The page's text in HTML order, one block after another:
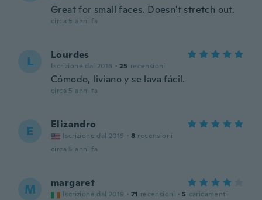
Great for small faces. Doesn't stretch out.
circa 5 anni fa
L Lourdes
Iscrizione dal 2016 · 25 recensioni
Cómodo, liviano y se lava fácil.
circa 5 anni fa
E Elizandro
Iscrizione dal 2019 · 8 recensioni
circa 5 anni fa
M margaret
Iscrizione dal 2019 · 71 recensioni · 5 caricamenti